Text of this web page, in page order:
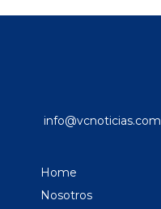
info@vcnoticias.com
Home
Nosotros